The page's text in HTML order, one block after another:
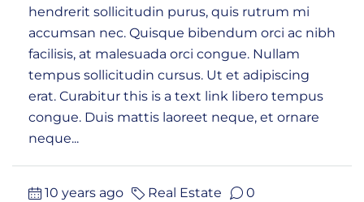
hendrerit sollicitudin purus, quis rutrum mi
accumsan nec. Quisque bibendum orci ac nibh
facilisis, at malesuada orci congue. Nullam
tempus sollicitudin cursus. Ut et adipiscing
erat. Curabitur this is a text link libero tempus
congue. Duis mattis laoreet neque, et ornare
neque...
10 years ago Real Estate 0